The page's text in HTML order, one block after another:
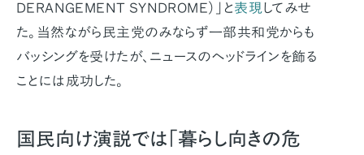
DERANGEMENT SYNDROME）」と表現 してみせ
た。当然ながら民主党のみならず一部共和党からも
バッシングを受けたが、ニュースのヘッドラインを飾る
ことには成功した。
国民向け演説では「暮らし向きの危